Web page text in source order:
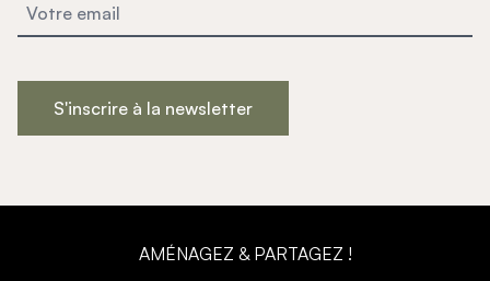
S'inscrire à la newsletter
AMÉNAGEZ & PARTAGEZ !